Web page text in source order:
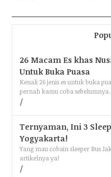
26 Macam Es khas
Untuk Buka Puasa
Kenali 26 jenis es untuk buka
pernah kamu coba sebelumnya.
Ternyaman, Ini 3
Yogyakarta!
Yang mau cobain sleeper Bus
artikelnya ya!